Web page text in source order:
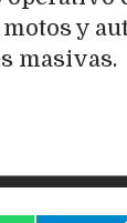
y
masivas.